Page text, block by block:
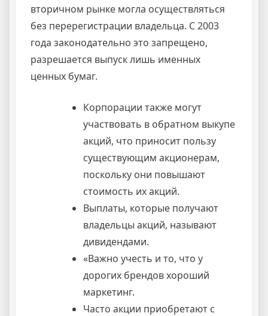
вторичном рынке могла осуществляться
без перерегистрации владельца. С 2003
года законодательно это запрещено,
разрешается выпуск лишь именных
ценных бумаг.
Корпорации также могут
участвовать в обратном выкупе
акций, что приносит пользу
существующим акционерам,
поскольку они повышают
стоимость их акций.
Выплаты, которые получают
владельцы акций, называют
дивидендами.
«Важно учесть и то, что у
дорогих брендов хороший
маркетинг.
Часто акции приобретают с